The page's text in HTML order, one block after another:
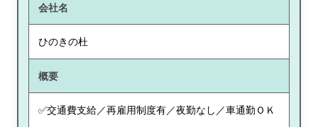
会社名
ひのきの杜
概要
✅交通費支給／再雇用制度有／夜勤なし／車通勤ＯＫ